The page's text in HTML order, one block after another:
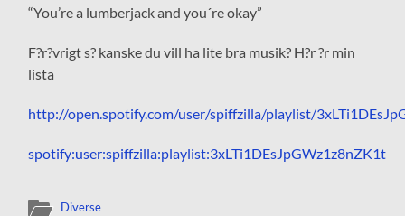
“You’re a lumberjack and you´re okay”
F?r?vrigt s? kanske du vill ha lite bra musik? H?r ?r min
lista
http://open.spotify.com/user/spiffzilla/playlist/
spotify:user:spiffzilla:playlist:3xLTi1DEsJpGWz1z8nZK1t
Diverse